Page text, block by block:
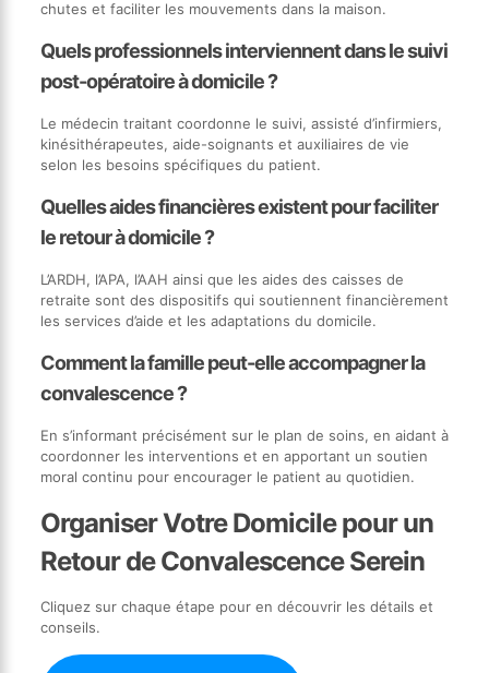
chutes et faciliter les mouvements dans la maison.
Quels professionnels interviennent dans le suivi
post-opératoire à domicile ?
Le médecin traitant coordonne le suivi, assisté d’infirmiers,
kinésithérapeutes, aide-soignants et auxiliaires de vie
selon les besoins spécifiques du patient.
Quelles aides financières existent pour faciliter
le retour à domicile ?
L’ARDH, l’APA, l’AAH ainsi que les aides des caisses de
retraite sont des dispositifs qui soutiennent financièrement
les services d’aide et les adaptations du domicile.
Comment la famille peut-elle accompagner la
convalescence ?
En s’informant précisément sur le plan de soins, en aidant à
coordonner les interventions et en apportant un soutien
moral continu pour encourager le patient au quotidien.
Organiser Votre Domicile pour un
Retour de Convalescence Serein
Cliquez sur chaque étape pour en découvrir les détails et
conseils.